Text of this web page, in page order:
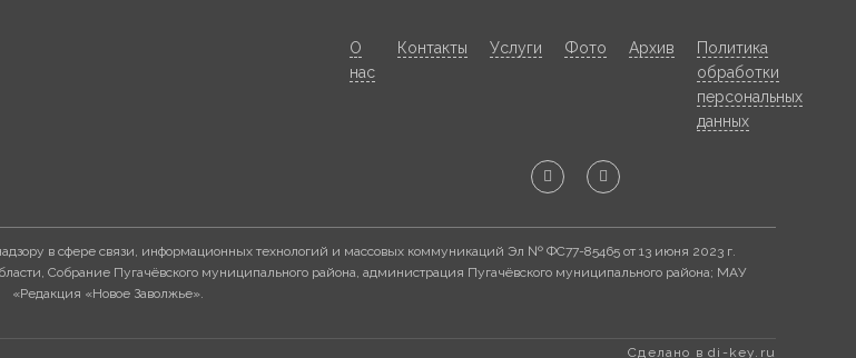
О
нас
Контакты Услуги Фото Архив
Политика
обработки
персональных
данных
в сфере связи, информационных технологий и массовых коммуникаций Эл № ФС77-85465 от 13 июня 2023 г.
Собрание Пугачёвского муниципального района, администрация Пугачёвского муниципального района; МАУ
«Редакция «Новое Заволжье».
Сделано в di-key.ru